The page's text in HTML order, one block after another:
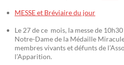
MESSE et Bréviaire du jour
Le 27 de ce mois, la messe de
Notre-Dame de la Médaille
membres vivants et défunts de
l’Apparition.